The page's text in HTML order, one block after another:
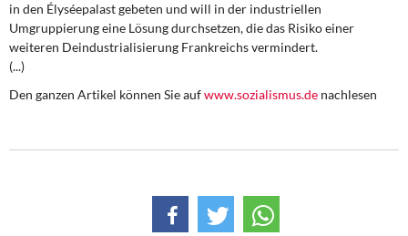
Steuer- und Finanzpolitik
DIE LINKE
in den Élyséepalast gebeten und will in der industriellen
Umgruppierung eine Lösung durchsetzen, die das Risiko einer
weiteren Deindustrialisierung Frankreichs vermindert.
(...)
Den ganzen Artikel können Sie aufwww.sozialismus.de nachlesen